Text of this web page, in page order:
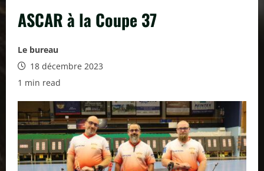
ASCAR à la Coupe 37
Le bureau
18 décembre 2023
1 min read